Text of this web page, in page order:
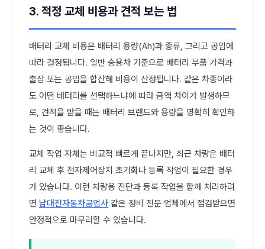
3. 적정 교체 비용과 견적 보는 법
배터리 교체 비용은 배터리 용량(Ah)과 종류, 그리고 공임에
따라 결정됩니다. 일반 승용차 기준으로 배터리 부품 가격과
출장 또는 공임을 합산해 비용이 산정됩니다. 같은 차종이라
도 어떤 배터리를 선택하느냐에 따라 금액 차이가 발생하므
로, 견적을 받을 때는 배터리 브랜드와 용량을 명확히 확인하
는 것이 좋습니다.
교체 작업 자체는 비교적 빠르게 끝나지만, 최근 차량은 배터
리 교체 후 전자제어장치 초기화나 등록 작업이 필요한 경우
가 있습니다. 이런 차량용 진단과 등록 작업을 함께 처리하려
면 남대전자동차공업사 같은 정비 전문 업체에서 점검받으면
안정적으로 마무리할 수 있습니다.